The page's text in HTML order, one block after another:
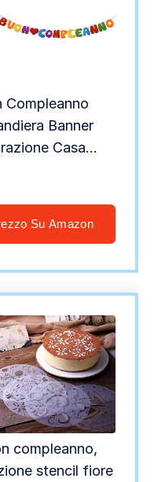
Compleanno
Banner
Casa
Su Amazon
compleanno,
stencil fiore